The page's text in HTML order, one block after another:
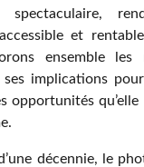
spectaculaire,
et
ensemble les
ses implications
opportunités
décennie, le